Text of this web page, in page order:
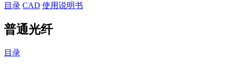
目录 CAD 使用说明书
普通光纤
目录